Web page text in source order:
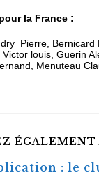
la France :
Pierre, Bernicard
louis, Guerin
Menuteau
ÉGALEMENT
: le